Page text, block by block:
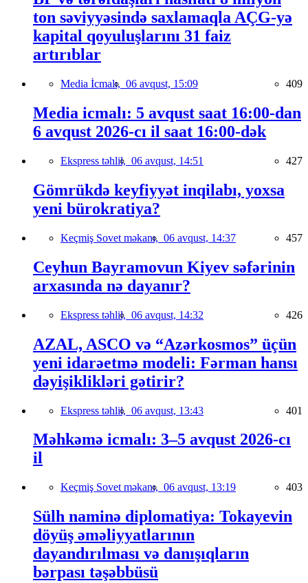
ton səviyyəsində saxlamaqla AÇG-yə
kapital qoyuluşlarını 31 faiz
artırıblar
Media İcmalı, 06 avqust, 15:09 409
Media icmalı: 5 avqust saat 16:00-dan
6 avqust 2026-cı il saat 16:00-dək
Ekspress təhlil, 06 avqust, 14:51 427
Gömrükdə keyfiyyət inqilabı, yoxsa
yeni bürokratiya?
Keçmiş Sovet məkanı, 06 avqust, 14:37 457
Ceyhun Bayramovun Kiyev səfərinin
arxasında nə dayanır?
Ekspress təhlil, 06 avqust, 14:32 426
AZAL, ASCO və “Azərkosmos” üçün
yeni idarəetmə modeli: Fərman hansı
dəyişiklikləri gətirir?
Ekspress təhlil, 06 avqust, 13:43 401
Məhkəmə icmalı: 3–5 avqust 2026-cı
il
Keçmiş Sovet məkanı, 06 avqust, 13:19 403
Sülh naminə diplomatiya: Tokayevin
döyüş əməliyyatlarının
dayandırılması və danışıqların
bərpası təşəbbüsü